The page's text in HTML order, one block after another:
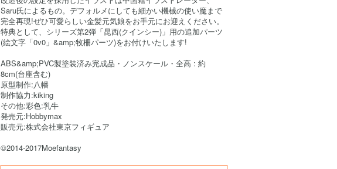
Saru氏によるもの。デフォルメにしても細かい機械の使い魔まで
完全再現!ぜひ可愛らしい金髪元気娘をお手元にお迎えください。
特典として、シリーズ第2弾「昆西(クインシー)」用の追加パーツ
(絵文字「0v0」&amp;牧柵パーツ)をお付けいたします!
ABS&amp;PVC製塗装済み完成品・ノンスケール・全高 : 約
8cm(台座含む)
原型制作:八幡
制作協力:kiking
その他:彩色:乳牛
発売元:Hobbymax
販売元:株式会社東京フィギュア
©2014-2017Moefantasy